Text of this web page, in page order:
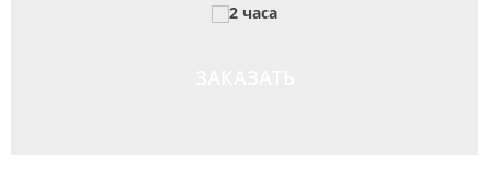
2 часа